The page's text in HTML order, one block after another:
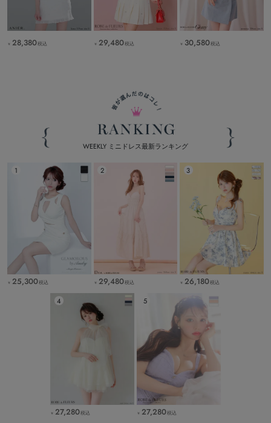
￥ 28,380税込 ￥ 29,480税込 ￥ 30,580税込
WEEKLY ミニドレス最新ランキング
￥ 25,300税込 ￥ 29,480税込 ￥ 26,180税込
￥ 27,280税込 ￥ 27,280税込